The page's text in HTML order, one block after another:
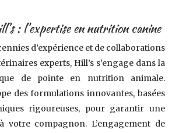
: l’expertise en nutrition canine
d’expérience et de collaborations
experts, Hill’s s’engage dans la
de pointe en nutrition animale.
des formulations innovantes, basées
rigoureuses, pour garantir une
votre compagnon. L’engagement de